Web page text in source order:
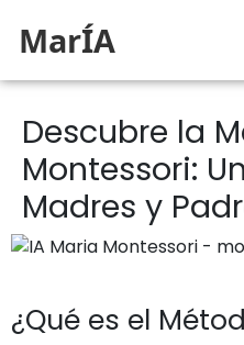
MarÍA
Descubre la
Montessori:
Madres y
¿Qué es el